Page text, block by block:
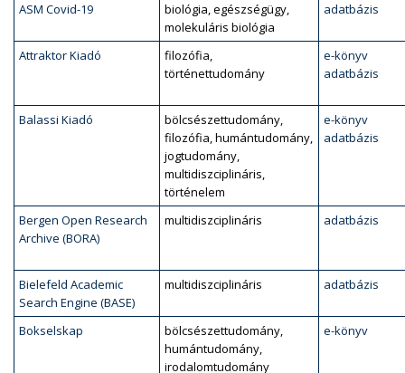
ASM Covid-19
biológia, egészségügy,
molekuláris biológia
adatbázis
Attraktor Kiadó
filozófia,
történettudomány
e-könyv
adatbázis
Balassi Kiadó
bölcsészettudomány,
filozófia, humántudomány,
jogtudomány,
multidiszciplináris,
történelem
e-könyv
adatbázis
Bergen Open Research
Archive (BORA)
multidiszciplináris adatbázis
Bielefeld Academic
Search Engine (BASE)
multidiszciplináris adatbázis
Bokselskap
bölcsészettudomány,
humántudomány,
irodalomtudomány
e-könyv